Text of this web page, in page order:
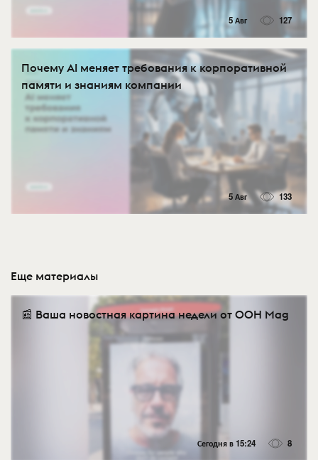
5 Авг 127
Почему AI меняет требования к корпоративной
памяти и знаниям компании
5 Авг 133
Еще материалы
📰 Ваша новостная картина недели от OOH Mag
Сегодня в 15:24 8